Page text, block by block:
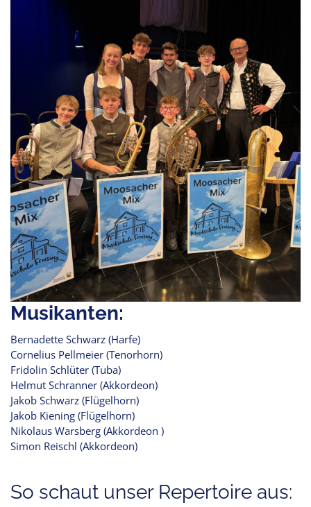
Musikanten:
Bernadette Schwarz (Harfe)
Cornelius Pellmeier (Tenorhorn)
Fridolin Schlüter (Tuba)
Helmut Schranner (Akkordeon)
Jakob Schwarz (Flügelhorn)
Jakob Kiening (Flügelhorn)
Nikolaus Warsberg (Akkordeon )
Simon Reischl (Akkordeon)
So schaut unser Repertoire aus: